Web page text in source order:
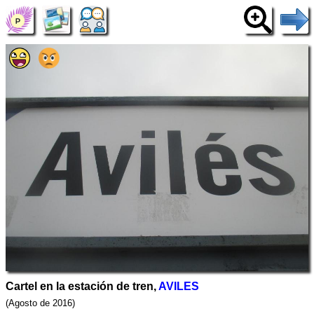
Cartel en la estación de tren,AVILES
(Agosto de 2016)